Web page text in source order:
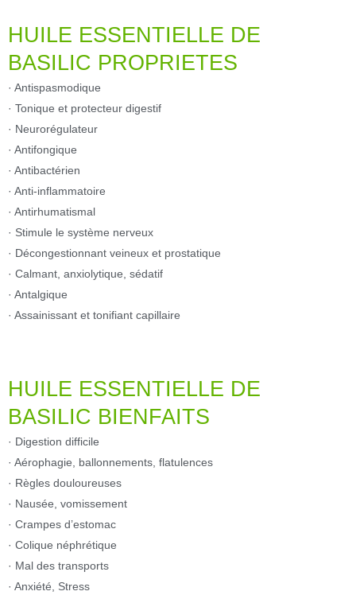
HUILE ESSENTIELLE DE
BASILIC PROPRIETES
· Antispasmodique
· Tonique et protecteur digestif
· Neurorégulateur
· Antifongique
· Antibactérien
· Anti-inflammatoire
· Antirhumatismal
· Stimule le système nerveux
· Décongestionnant veineux et prostatique
· Calmant, anxiolytique, sédatif
· Antalgique
· Assainissant et tonifiant capillaire
HUILE ESSENTIELLE DE
BASILIC BIENFAITS
· Digestion difficile
· Aérophagie, ballonnements, flatulences
· Règles douloureuses
· Nausée, vomissement
· Crampes d’estomac
· Colique néphrétique
· Mal des transports
· Anxiété, Stress